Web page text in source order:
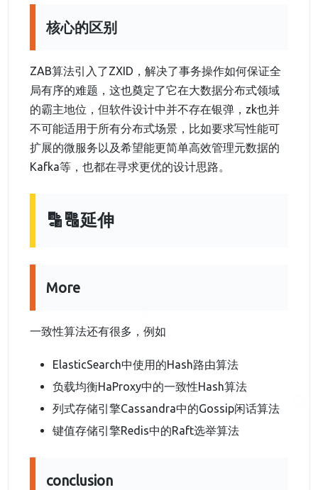
核心的区别
ZAB算法引入了ZXID，解决了事务操作如何保证全
局有序的难题，这也奠定了它在大数据分布式领域
的霸主地位，但软件设计中并不存在银弹，zk也并
不可能适用于所有分布式场景，比如要求写性能可
扩展的微服务以及希望能更简单高效管理元数据的
Kafka等，也都在寻求更优的设计思路。
🔡🔠延伸
More
一致性算法还有很多，例如
ElasticSearch中使用的Hash路由算法
负载均衡HaProxy中的一致性Hash算法
列式存储引擎Cassandra中的Gossip闲话算法
键值存储引擎Redis中的Raft选举算法
conclusion